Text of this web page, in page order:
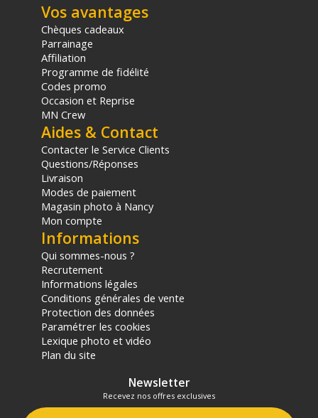
Vos avantages
Chèques cadeaux
Parrainage
Affiliation
Programme de fidélité
Codes promo
Occasion et Reprise
MN Crew
Aides & Contact
Contacter le Service Clients
Questions/Réponses
Livraison
Modes de paiement
Magasin photo à Nancy
Mon compte
Informations
Qui sommes-nous ?
Recrutement
Informations légales
Conditions générales de vente
Protection des données
Paramétrer les cookies
Lexique photo et vidéo
Plan du site
Newsletter
Recevez nos offres exclusives